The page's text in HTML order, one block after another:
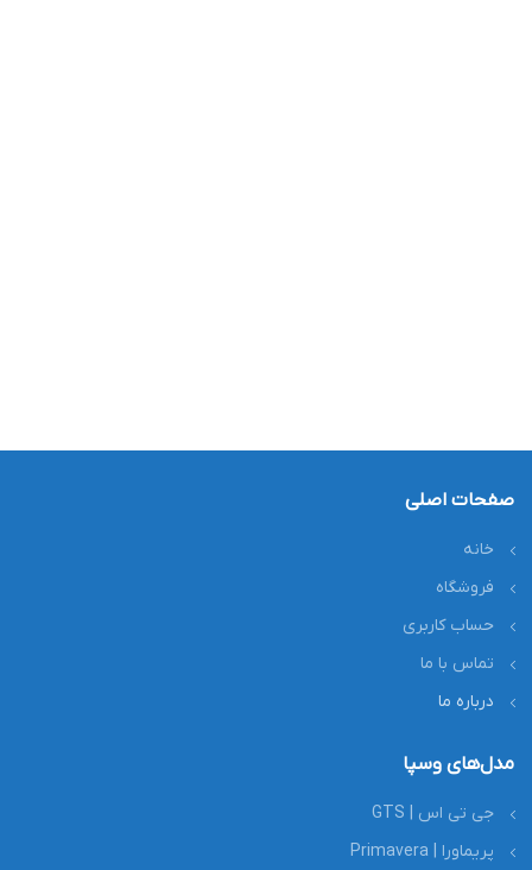
صفحات اصلی
خانه
فروشگاه
حساب کاربری
تماس با ما
درباره ما
مدل‌های وسپا
جی تی اس | GTS
پریماورا | Primavera